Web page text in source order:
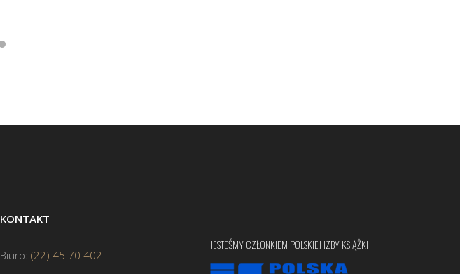
KONTAKT
Biuro: (22) 45 70 402
JESTEŚMY CZŁONKIEM POLSKIEJ IZBY KSIĄŻKI